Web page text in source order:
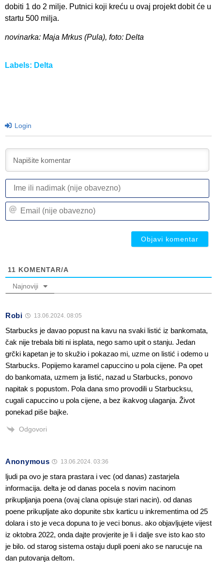
dobiti 1 do 2 milje. Putnici koji kreću u ovaj projekt dobit će u
startu 500 milja.
novinarka: Maja Mrkus (Pula), foto: Delta
Labels: Delta
Login
11 KOMENTAR/A
Najnoviji
Robi 13.06.2024. 08:05
Starbucks je davao popust na kavu na svaki listić iz bankomata,
čak nije trebala biti ni isplata, nego samo upit o stanju. Jedan
grčki kapetan je to skužio i pokazao mi, uzme on listić i odemo u
Starbucks. Popijemo karamel capuccino u pola cijene. Pa opet
do bankomata, uzmem ja listić, nazad u Starbucks, ponovo
napitak s popustom. Pola dana smo provodili u Starbucksu,
cugali capuccino u pola cijene, a bez ikakvog ulaganja. Život
ponekad piše bajke.
Odgovori
Anonymous 13.06.2024. 03:36
ljudi pa ovo je stara prastara i vec (od danas) zastarjela
informacija. delta je od danas pocela s novim nacinom
prikupljanja poena (ovaj clana opisuje stari nacin). od danas
poene prikupljate ako dopunite sbx karticu u inkrementima od 25
dolara i sto je veca dopuna to je veci bonus. ako objavljujete vijest
iz oktobra 2022, onda dajte provjerite je li i dalje sve isto kao sto
je bilo. od starog sistema ostaju dupli poeni ako se narucuje na
dan putovanja deltom.